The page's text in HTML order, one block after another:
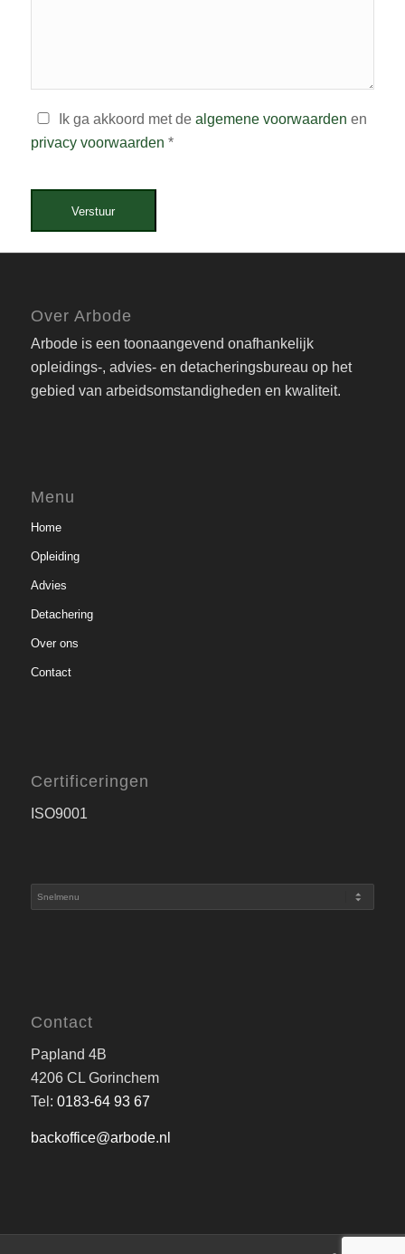
Ik ga akkoord met de algemene voorwaarden en
privacy voorwaarden *
Verstuur
Over Arbode
Arbode is een toonaangevend onafhankelijk
opleidings-, advies- en detacheringsbureau op het
gebied van arbeidsomstandigheden en kwaliteit.
Menu
Home
Opleiding
Advies
Detachering
Over ons
Contact
Certificeringen
ISO9001
Contact
Papland 4B
4206 CL Gorinchem
Tel: 0183-64 93 67
backoffice@arbode.nl